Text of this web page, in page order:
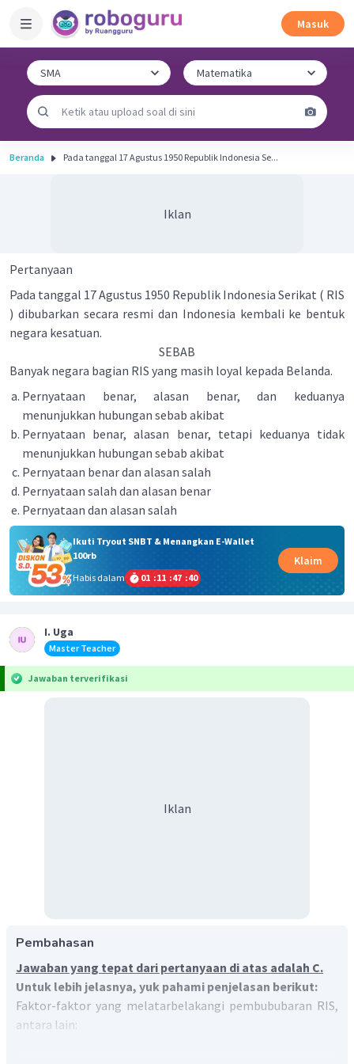
Masuk
Beranda Pada tanggal 17 Agustus 1950 Republik Indonesia Se...
Iklan
Pertanyaan
Pada tanggal 17 Agustus 1950 Republik Indonesia Serikat ( RIS
) dibubarkan secara resmi dan Indonesia kembali ke bentuk
negara kesatuan.
SEBAB
Banyak negara bagian RIS yang masih loyal kepada Belanda.
Pernyataan benar, alasan benar, dan keduanya
menunjukkan hubungan sebab akibat
Pernyataan benar, alasan benar, tetapi keduanya tidak
menunjukkan hubungan sebab akibat
Pernyataan benar dan alasan salah
Pernyataan salah dan alasan benar
Pernyataan dan alasan salah
Ikuti Tryout SNBT & Menangkan E-Wallet
100rb
Habis dalam
01 :11 :47 :39
Klaim
I. Uga
Master Teacher
Jawaban terverifikasi
Iklan
Pembahasan
Jawaban yang tepat dari pertanyaan di atas adalah C.
Untuk lebih jelasnya, yuk pahami penjelasan berikut:
Faktor-faktor yang melatarbelakangi pembububaran RIS,
antara lain: